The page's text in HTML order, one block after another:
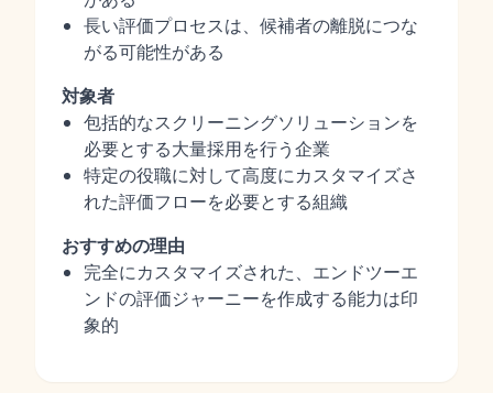
長い評価プロセスは、候補者の離脱につな
がる可能性がある
対象者
包括的なスクリーニングソリューションを
必要とする大量採用を行う企業
特定の役職に対して高度にカスタマイズさ
れた評価フローを必要とする組織
おすすめの理由
完全にカスタマイズされた、エンドツーエ
ンドの評価ジャーニーを作成する能力は印
象的